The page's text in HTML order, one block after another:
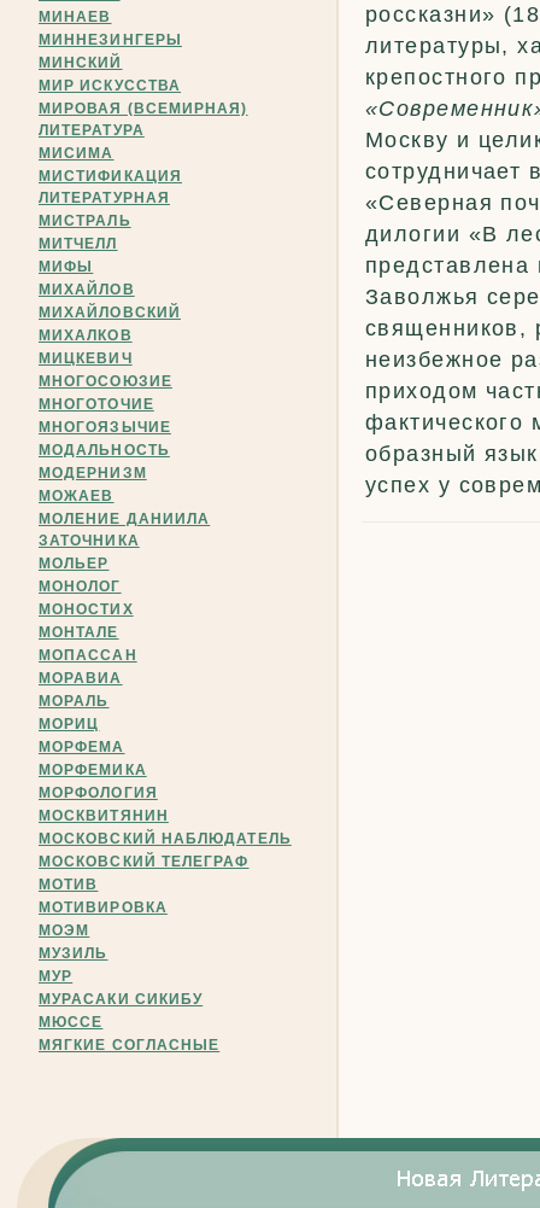
МИНАЕВ
МИННЕЗИНГЕРЫ
МИНСКИЙ
МИР ИСКУССТВА
МИРОВАЯ (ВСЕМИРНАЯ)
ЛИТЕРАТУРА
МИСИМА
МИСТИФИКАЦИЯ
ЛИТЕРАТУРНАЯ
МИСТРАЛЬ
МИТЧЕЛЛ
МИФЫ
МИХАЙЛОВ
МИХАЙЛОВСКИЙ
МИХАЛКОВ
МИЦКЕВИЧ
МНОГОСОЮЗИЕ
МНОГОТОЧИЕ
МНОГОЯЗЫЧИЕ
МОДАЛЬНОСТЬ
МОДЕРНИЗМ
МОЖАЕВ
МОЛЕНИЕ ДАНИИЛА
ЗАТОЧНИКА
МОЛЬЕР
МОНОЛОГ
МОНОСТИХ
МОНТАЛЕ
МОПАССАН
МОРАВИА
МОРАЛЬ
МОРИЦ
МОРФЕМА
МОРФЕМИКА
МОРФОЛОГИЯ
МОСКВИТЯНИН
МОСКОВСКИЙ НАБЛЮДАТЕЛЬ
МОСКОВСКИЙ ТЕЛЕГРАФ
МОТИВ
МОТИВИРОВКА
МОЭМ
МУЗИЛЬ
МУР
МУРАСАКИ СИКИБУ
МЮССЕ
МЯГКИЕ СОГЛАСНЫЕ
россказни»
литературы,
крепостного
Москву и
сотрудничает
«Северная
дилогии «В
представлена
Заволжья
священников,
неизбежное
приходом
фактического
образный
успех у